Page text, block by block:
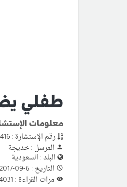
طفلي
معلومات
رقم الإستشارة : 3416
المرسل : خديجة
البلد : السعودية
التاريخ : 6-09-2017
مرات القراءة : 4031